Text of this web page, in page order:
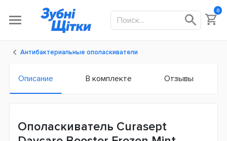
0
Антибактериальные ополаскиватели
Описание В комплекте Отзывы
Ополаскиватель Curasept